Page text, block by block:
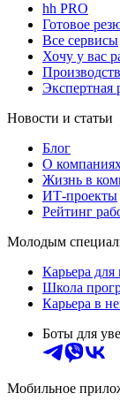
hh PRO
Готовое
Все сервисы
Хочу у вас
Экспертная
Новости и статьи
Блог
О
Жизнь в
ИТ-проекты
Рейтинг
Молодым
Карьера
Школа
Карьера в
Боты для
Мобильное